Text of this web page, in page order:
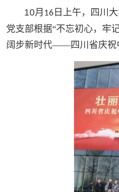
10月 16 日上午，四川
党支部根据“不忘初心，牢
阔步新时代——四川省庆祝